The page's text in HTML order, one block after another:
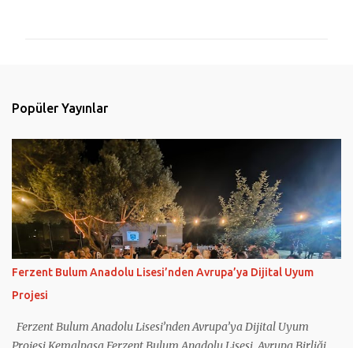
r
Popüler Yayınlar
Ferzent Bulum Anadolu Lisesi’nden Avrupa’ya Dijital Uyum
Projesi
Ferzent Bulum Anadolu Lisesi’nden Avrupa’ya Dijital Uyum